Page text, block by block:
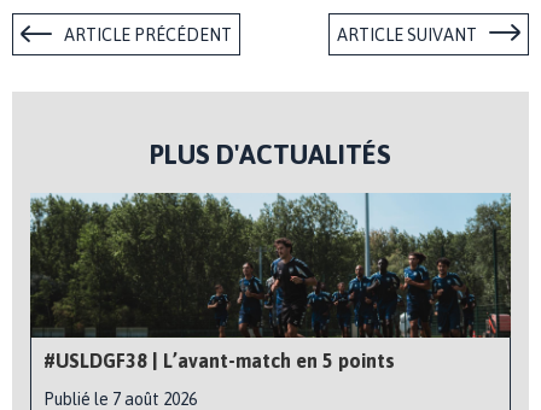
ARTICLE PRÉCÉDENT ARTICLE SUIVANT
PLUS D'ACTUALITÉS
#USLDGF38 | L’avant-match en 5 points
Publié le 7 août 2026